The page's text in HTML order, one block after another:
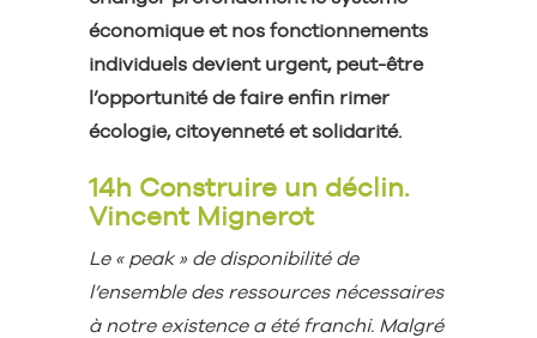
économique et nos fonctionnements
individuels devient urgent, peut-être
l’opportunité de faire enfin rimer
écologie, citoyenneté et solidarité.
14h Construire un déclin.
Vincent Mignerot
Le « peak » de disponibilité de
l’ensemble des ressources nécessaires
à notre existence a été franchi. Malgré